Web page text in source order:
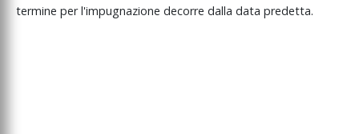
termine perl'impugnazione decorre dalla data predetta.